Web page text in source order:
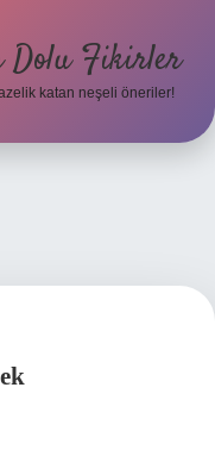
Dolu Fikirler
katan neşeli öneriler!